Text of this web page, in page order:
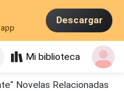
Descargar
Mi biblioteca
Novelas Relacionadas